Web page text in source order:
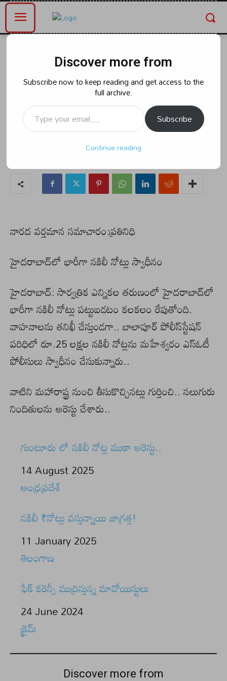
హైదరాబాద్‌లో భారీగా నకిలీ నోట్లు
స్వాధీనం
naradanews.in Thursday, April 4, 2024 12:39 pm
నారద వర్తమాన సమాచారం:ప్రతినిధి
హైదరాబాద్‌లో భారీగా నకిలీ నోట్లు స్వాధీనం
హైదరాబాద్‌: సార్వత్రిక ఎన్నికల తరుణంలో హైదరాబాద్‌లో
భారీగా నకిలీ నోట్లు పట్టుబడటం కలకలం రేపుతోంది.
వాహనాలను తనిఖీ చేస్తుండగా.. బాలాపూర్‌ పోలీస్‌స్టేషన్‌
పరిధిలో రూ.25 లక్షల నకిలీ నోట్లను మహేశ్వరం ఎస్‌ఓటీ
పోలీసులు స్వాధీనం చేసుకున్నారు..
వాటిని మహారాష్ట్ర నుంచి తీసుకొచ్చినట్లు గుర్తించి.. నలుగురు
నిందితులను అరెస్టు చేశారు..
గుంటూరు లో నకిలీ నోట్ల ముఠా అరెస్టు..
Date
14 August 2025
In relation to
ఆంధ్రప్రదేశ్
నకిలీ ₹నోట్లు వస్తున్నాయి జాగ్రత్త!
Date
11 January 2025
In relation to
తెలంగాణ
ఫేక్ కరెన్సీ ముద్రిస్తున్న మావోయిస్టులు
Date
24 June 2024
In relation to
క్రైమ్
Discover more from
Discover more from
Subscribe now to keep reading and get access to the
full archive.
Type your email…
Subscribe
Continue reading